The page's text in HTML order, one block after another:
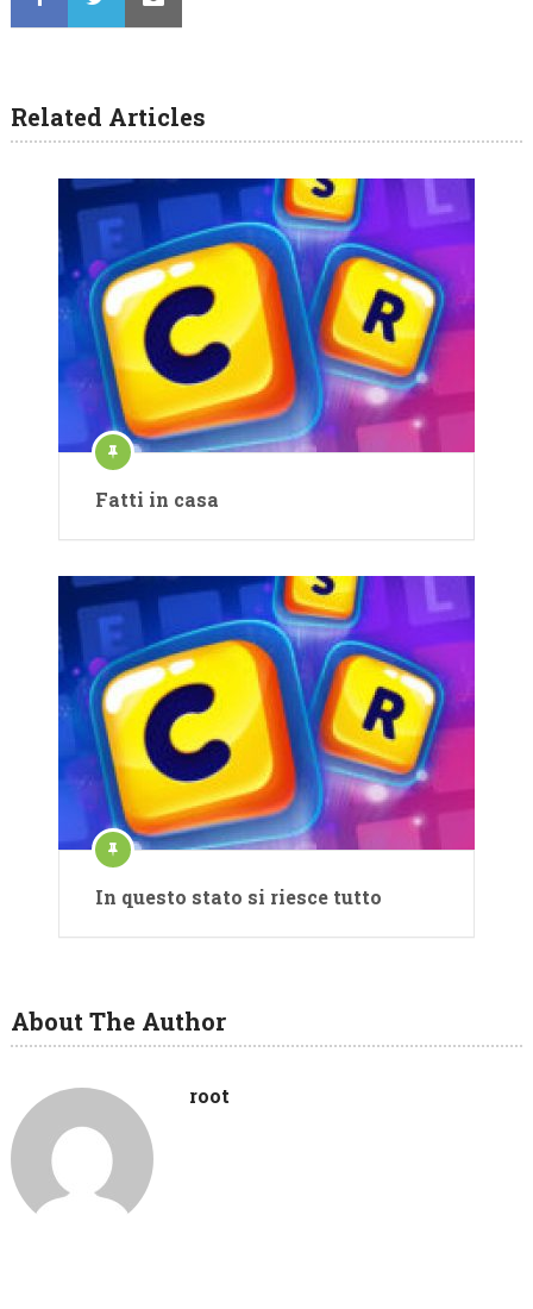
Related Articles
Fatti in casa
In questo stato si riesce tutto
About The Author
root